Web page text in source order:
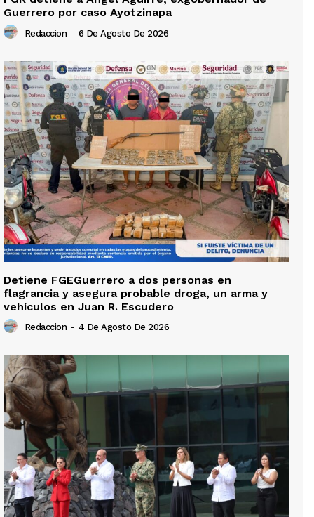
Guerrero por caso Ayotzinapa
Redaccion - 6 De Agosto De 2026
Detiene FGEGuerrero a dos personas en
flagrancia y asegura probable droga, un arma y
vehículos en Juan R. Escudero
Redaccion - 4 De Agosto De 2026